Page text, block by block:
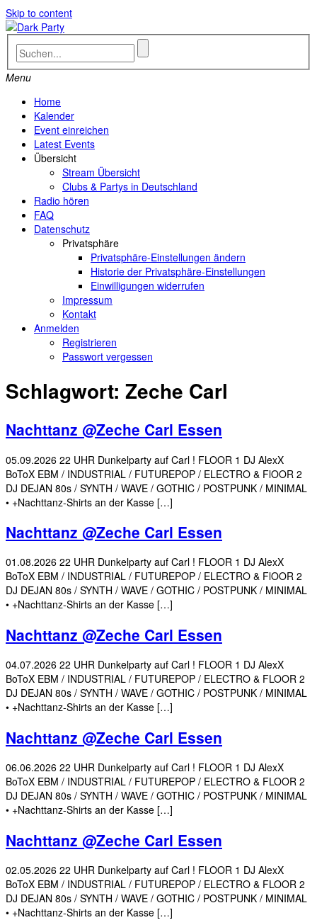
Skip to content
Menu
Home
Kalender
Event einreichen
Latest Events
Übersicht
Stream Übersicht
Clubs & Partys in Deutschland
Radio hören
FAQ
Datenschutz
Privatsphäre
Privatsphäre-Einstellungen ändern
Historie der Privatsphäre-Einstellungen
Einwilligungen widerrufen
Impressum
Kontakt
Anmelden
Registrieren
Passwort vergessen
Schlagwort: Zeche Carl
Nachttanz @Zeche Carl Essen
05.09.2026 22 UHR Dunkelparty auf Carl ! FLOOR 1 DJ AlexX
BoToX EBM / INDUSTRIAL / FUTUREPOP / ELECTRO & FlOOR 2
DJ DEJAN 80s / SYNTH / WAVE / GOTHIC / POSTPUNK / MINIMAL
• +Nachttanz-Shirts an der Kasse […]
Nachttanz @Zeche Carl Essen
01.08.2026 22 UHR Dunkelparty auf Carl ! FLOOR 1 DJ AlexX
BoToX EBM / INDUSTRIAL / FUTUREPOP / ELECTRO & FlOOR 2
DJ DEJAN 80s / SYNTH / WAVE / GOTHIC / POSTPUNK / MINIMAL
• +Nachttanz-Shirts an der Kasse […]
Nachttanz @Zeche Carl Essen
04.07.2026 22 UHR Dunkelparty auf Carl ! FLOOR 1 DJ AlexX
BoToX EBM / INDUSTRIAL / FUTUREPOP / ELECTRO & FLOOR 2
DJ DEJAN 80s / SYNTH / WAVE / GOTHIC / POSTPUNK / MINIMAL
• +Nachttanz-Shirts an der Kasse […]
Nachttanz @Zeche Carl Essen
06.06.2026 22 UHR Dunkelparty auf Carl ! FLOOR 1 DJ AlexX
BoToX EBM / INDUSTRIAL / FUTUREPOP / ELECTRO & FLOOR 2
DJ DEJAN 80s / SYNTH / WAVE / GOTHIC / POSTPUNK / MINIMAL
• +Nachttanz-Shirts an der Kasse […]
Nachttanz @Zeche Carl Essen
02.05.2026 22 UHR Dunkelparty auf Carl ! FLOOR 1 DJ AlexX
BoToX EBM / INDUSTRIAL / FUTUREPOP / ELECTRO & FLOOR 2
DJ DEJAN 80s / SYNTH / WAVE / GOTHIC / POSTPUNK / MINIMAL
• +Nachttanz-Shirts an der Kasse […]